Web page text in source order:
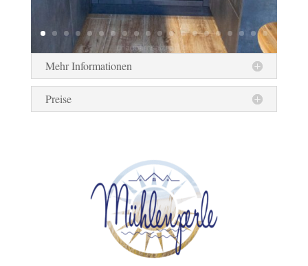
Mehr Informationen
Preise